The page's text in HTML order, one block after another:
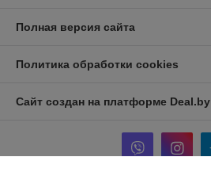
Полная версия сайта
Политика обработки cookies
Сайт создан на платформе Deal.by